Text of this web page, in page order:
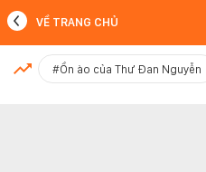
MỚI NHẤT
VỀ TRANG CHỦ
#Ồn ào của Thư Đan Nguyễn